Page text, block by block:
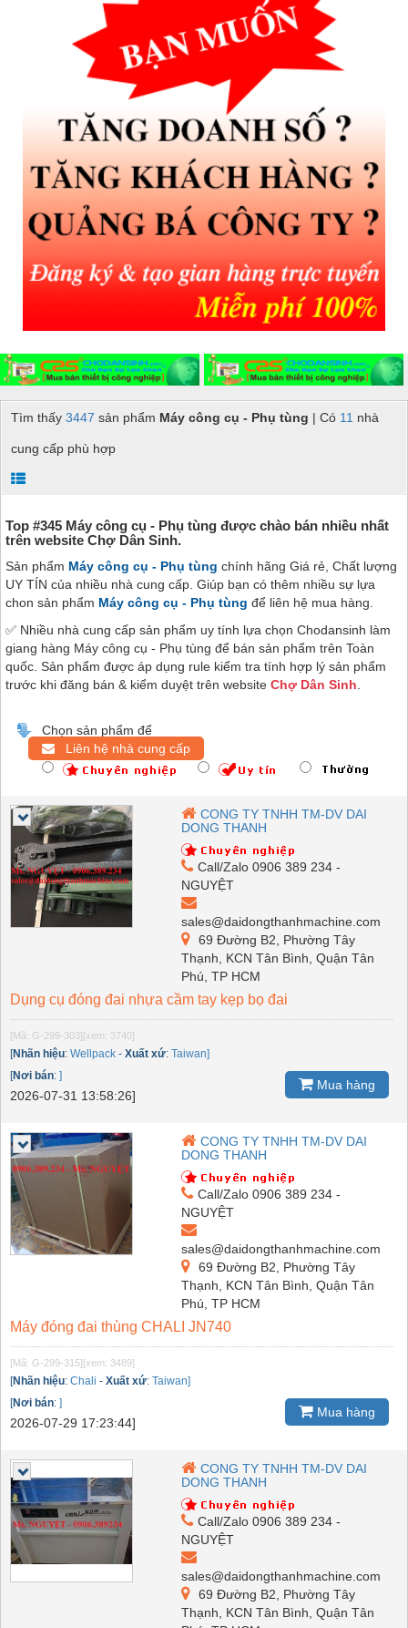
Tìm thấy 3447 sản phẩm Máy công cụ - Phụ tùng | Có 11 nhà
cung cấp phù hợp
Top #345 Máy công cụ - Phụ tùng được chào bán nhiều nhất
trên website Chợ Dân Sinh.
Sản phẩm Máy công cụ - Phụ tùng chính hãng Giá rẻ, Chất lượng
UY TÍN của nhiều nhà cung cấp. Giúp bạn có thêm nhiều sự lựa
chon sản phẩm Máy công cụ - Phụ tùng để liên hệ mua hàng.
✅ Nhiều nhà cung cấp sản phẩm uy tính lựa chọn Chodansinh làm
giang hàng Máy công cụ - Phụ tùng để bán sản phẩm trên Toàn
quốc. Sản phẩm được áp dụng rule kiểm tra tính hợp lý sản phẩm
trước khi đăng bán & kiểm duyệt trên website Chợ Dân Sinh
Chọn sản phẩm để
Liên hệ nhà cung cấp
CONG TY TNHH TM-DV DAI
DONG THANH
Call/Zalo 0906 389 234 -
NGUYỆT
sales@daidongthanhmachine.com
69 Đường B2, Phường Tây
Thạnh, KCN Tân Bình, Quận Tân
Phú, TP HCM
Dụng cụ đóng đai nhựa cầm tay kẹp bọ đai
[Mã: G-299-303][xem: 3740]
[Nhãn hiệu: Wellpack - Xuất xứ: Taiwan]
[Nơi bán: ]
2026-07-31 13:58:26]
Mua hàng
CONG TY TNHH TM-DV DAI
DONG THANH
Call/Zalo 0906 389 234 -
NGUYỆT
sales@daidongthanhmachine.com
69 Đường B2, Phường Tây
Thạnh, KCN Tân Bình, Quận Tân
Phú, TP HCM
Máy đóng đai thùng CHALI JN740
[Mã: G-299-315][xem: 3489]
[Nhãn hiệu: Chali - Xuất xứ: Taiwan]
[Nơi bán: ]
2026-07-29 17:23:44]
Mua hàng
CONG TY TNHH TM-DV DAI
DONG THANH
Call/Zalo 0906 389 234 -
NGUYỆT
sales@daidongthanhmachine.com
69 Đường B2, Phường Tây
Thạnh, KCN Tân Bình, Quận Tân